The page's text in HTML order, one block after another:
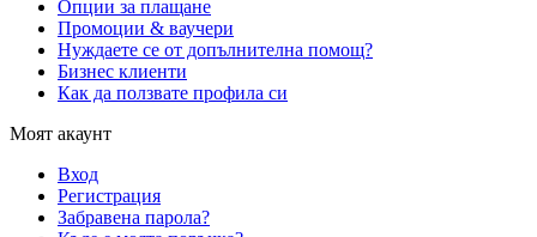
Опции за плащане
Промоции & ваучери
Нуждаете се от допълнителна помощ?
Бизнес клиенти
Как да ползвате профила си
Моят акаунт
Вход
Регистрация
Забравена парола?